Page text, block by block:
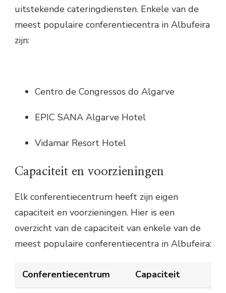
uitstekende cateringdiensten. Enkele van de
meest populaire conferentiecentra in Albufeira
zijn:
Centro de Congressos do Algarve
EPIC SANA Algarve Hotel
Vidamar Resort Hotel
Capaciteit en voorzieningen
Elk conferentiecentrum heeft zijn eigen
capaciteit en voorzieningen. Hier is een
overzicht van de capaciteit van enkele van de
meest populaire conferentiecentra in Albufeira:
Conferentiecentrum Capaciteit